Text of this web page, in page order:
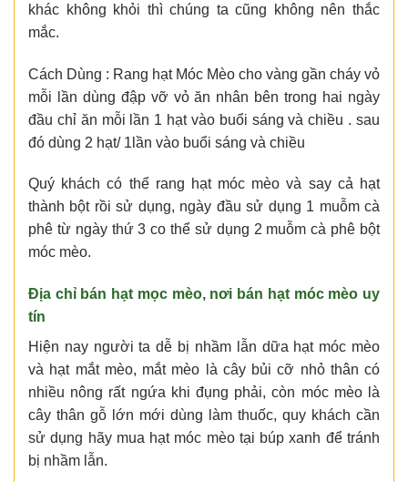
khác không khỏi thì chúng ta cũng không nên thắc
mắc.
Cách Dùng : Rang hạt Móc Mèo cho vàng gần cháy vỏ
mỗi lần dùng đập vỡ vỏ ăn nhân bên trong hai ngày
đầu chỉ ăn mỗi lần 1 hạt vào buổi sáng và chiều . sau
đó dùng 2 hạt/ 1lần vào buổi sáng và chiều
Quý khách có thể rang hạt móc mèo và say cả hạt
thành bột rồi sử dụng, ngày đầu sử dụng 1 muỗm cà
phê từ ngày thứ 3 co thể sử dụng 2 muỗm cà phê bột
móc mèo.
Địa chỉ bán hạt mọc mèo, nơi bán hạt móc mèo uy
tín
Hiện nay người ta dễ bị nhầm lẫn dữa hạt móc mèo
và hạt mắt mèo, mắt mèo là cây bủi cỡ nhỏ thân có
nhiều nông rất ngứa khi đụng phải, còn móc mèo là
cây thân gỗ lớn mới dùng làm thuốc, quy khách cần
sử dụng hãy mua hạt móc mèo tại búp xanh để tránh
bị nhầm lẫn.